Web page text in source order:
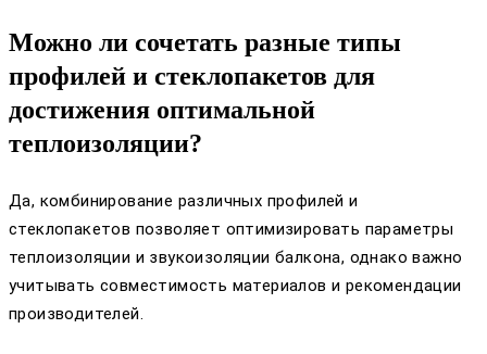
Можно ли сочетать разные типы
профилей и стеклопакетов для
достижения оптимальной
теплоизоляции?
Да, комбинирование различных профилей и
стеклопакетов позволяет оптимизировать параметры
теплоизоляции и звукоизоляции балкона, однако важно
учитывать совместимость материалов и рекомендации
производителей.